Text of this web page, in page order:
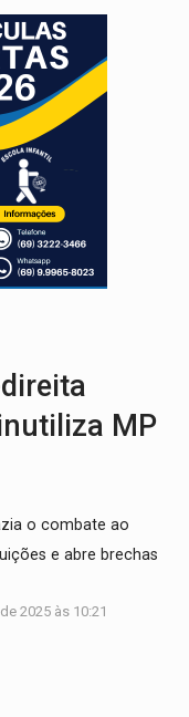
membro do CV com arma e drogas
com a APAE para ampliar ações
no combate a drones durante
Em Itapuã do Oeste, CINEMAZÔNIA leva cinema
terá sábado (8) de calor
30 anos de espera, asfalto chega ao
na programação do Festival de
MP
o combate ao
e abre brechas
2025 às 10:21